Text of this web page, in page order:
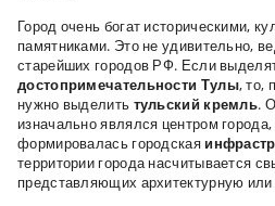
Город очень богат историческими,
памятниками. Это не удивительно,
старейших городов РФ. Если
достопримечательности Тулы, то,
нужно выделить тульский кремль.
изначально являлся центром города,
формировалась городская
территории города насчитывается
представляющих архитектурную